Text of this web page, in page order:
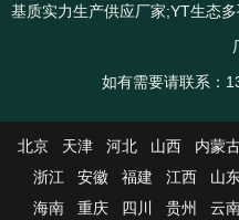
基质实力生产供应厂家;YT生态
如有需要请联系：
北京 天津 河北 山西 内蒙
浙江
安徽 福建 江西 山
海南
重庆 四川 贵州 云